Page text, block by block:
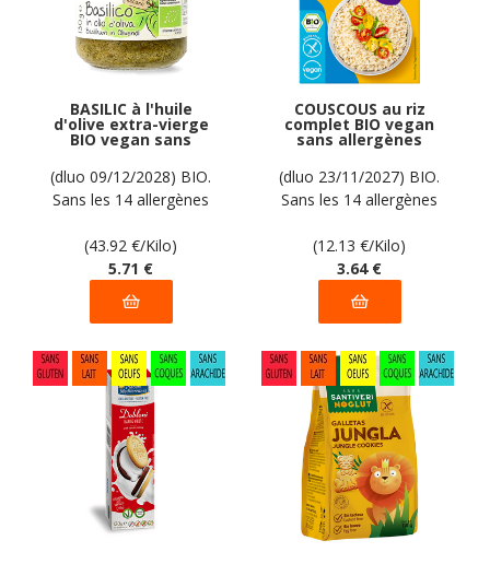
BASILIC à l'huile
d'olive extra-vierge
BIO vegan sans
allergènes LaSelva :
130 grammes
(dluo 09/12/2028) BIO.
Sans les 14 allergènes
(43.92 €/Kilo)
5.71 €
COUSCOUS au riz
complet BIO vegan
sans allergènes
Alnavit : 300
grammes
(dluo 23/11/2027) BIO.
Sans les 14 allergènes
(12.13 €/Kilo)
3.64 €